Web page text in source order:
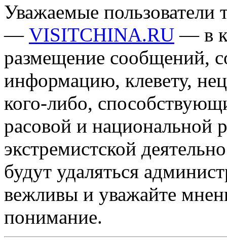
Уважаемые пользователи
— VISITCHINA.RU — в
размещение сообщений,
информацию, клевету,
кого-либо,
расовой и национальной
экстремистской
будут удаляться
вежливы и уважайте
понимание.